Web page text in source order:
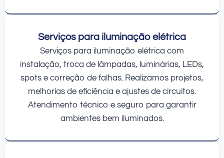
Serviços para iluminação elétrica
Serviços para iluminação elétrica com
instalação, troca de lâmpadas, luminárias, LEDs,
spots e correção de falhas. Realizamos projetos,
melhorias de eficiência e ajustes de circuitos.
Atendimento técnico e seguro para garantir
ambientes bem iluminados.